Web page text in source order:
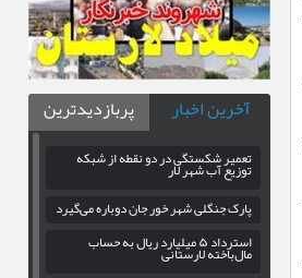
آخرین اخبار پربازدیدترین
تعمیر شکستگی در دو نقطه از شبکه
توزیع آب شهر لار
پارک جنگلی شهر خور جان دوباره می‌گیرد
استرداد ۵ میلیارد ریال به حسابمال‌باخته لارستانی